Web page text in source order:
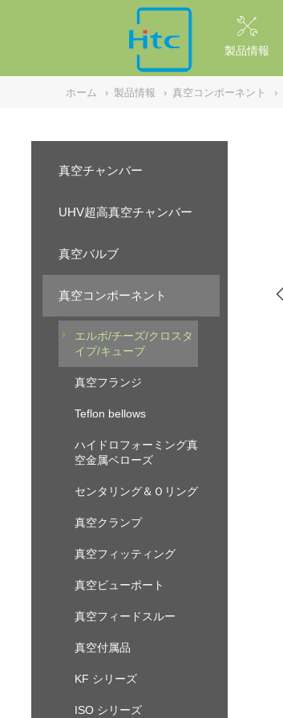
製品情報
ホーム › 製品情報 › 真空コンポーネント ›
真空チャンバー
UHV超高真空チャンバー
真空バルブ
真空コンポーネント
エルボ/チーズ/クロスタ
イプ/キューブ
真空フランジ
Teflon bellows
ハイドロフォーミング真
空金属ベローズ
センタリング＆Ｏリング
真空クランプ
真空フィッティング
真空ビューポート
真空フィードスルー
真空付属品
KF シリーズ
ISO シリーズ